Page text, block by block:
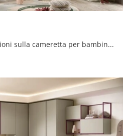
Clicca e ottieni informazioni sulla cameretta per bambine K120! Le Camerette a ponte Moretti Compact Camerette ti attendono.